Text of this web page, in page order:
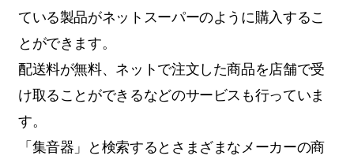
ている製品がネットスーパーのように購入するこ
とができます。
配送料が無料、ネットで注文した商品を店舗で受
け取ることができるなどのサービスも行っていま
す。
「集音器」と検索するとさまざまなメーカーの商